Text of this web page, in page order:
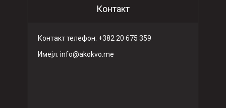
Контакт
Контакт телефон: +382 20 675 359
Имeјл: info@akokvo.me